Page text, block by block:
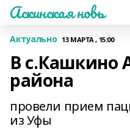
Аскинская новь
Актуально 13 МАРТА , 15:00
В с.Кашкино
района
провели прием
из Уфы